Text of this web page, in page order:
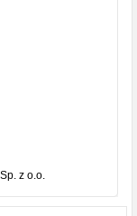
z o.o.